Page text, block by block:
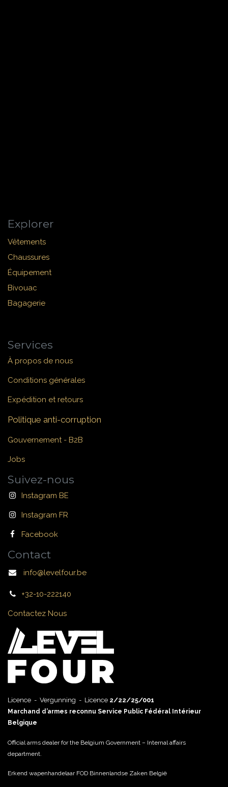
Explorer
Vêtements
Chaussures
Équipement
Bivouac
Bagagerie
Services
À propos de nous
Conditions générales
Expédition et retours
Politique anti-corruption
Gouvernement - B2B
Jobs
Suivez-nous
Instagram BE
Instagram FR
Facebook
Contact
info@levelfour.be
+32-10-222140
Contactez Nous
Licence - Vergunning - Licence 2/22/25/001
Marchand d’armes reconnu Service Public Fédéral Intérieur
Belgique
Official arms dealer for the Belgium Government – Internal affairs
department.
Erkend wapenhandelaar FOD Binnenlandse Zaken België